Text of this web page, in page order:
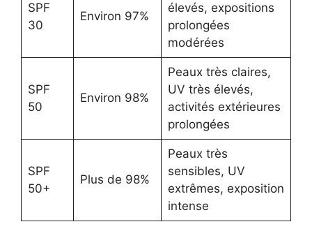
SPF
30
Environ 97%
élevés, expositions
prolongées
modérées
SPF
50
Environ 98%
Peaux très claires,
UV très élevés,
activités extérieures
prolongées
SPF
50+
Plus de 98%
Peaux très
sensibles, UV
extrêmes, exposition
intense